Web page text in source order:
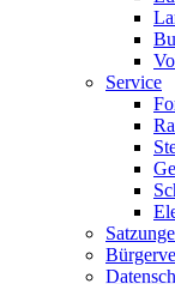
Service